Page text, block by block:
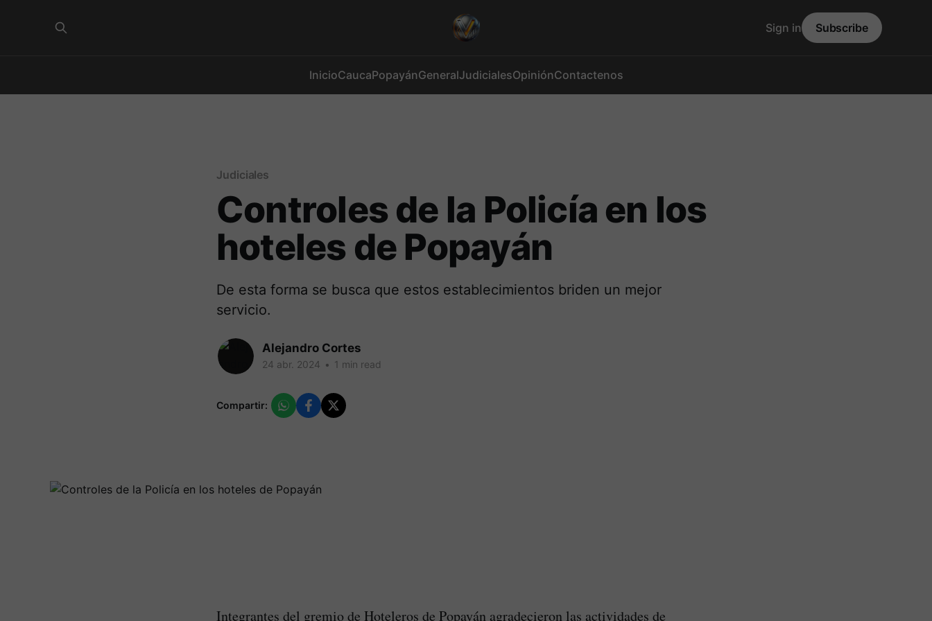
InicioCaucaPopayánGeneralJudicialesOpiniónContactenos
Sign in Subscribe
Judiciales
Controles de la Policía en los
hoteles de Popayán
De esta forma se busca que estos establecimientos briden un mejor
servicio.
Alejandro Cortes
24 abr. 2024 • 1 min read
Compartir:
Integrantes del gremio de Hoteleros de Popayán agradecieron las actividades de